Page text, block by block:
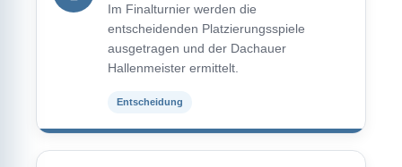
Im Finalturnier werden die
entscheidenden Platzierungsspiele
ausgetragen und der Dachauer
Hallenmeister ermittelt.
Entscheidung